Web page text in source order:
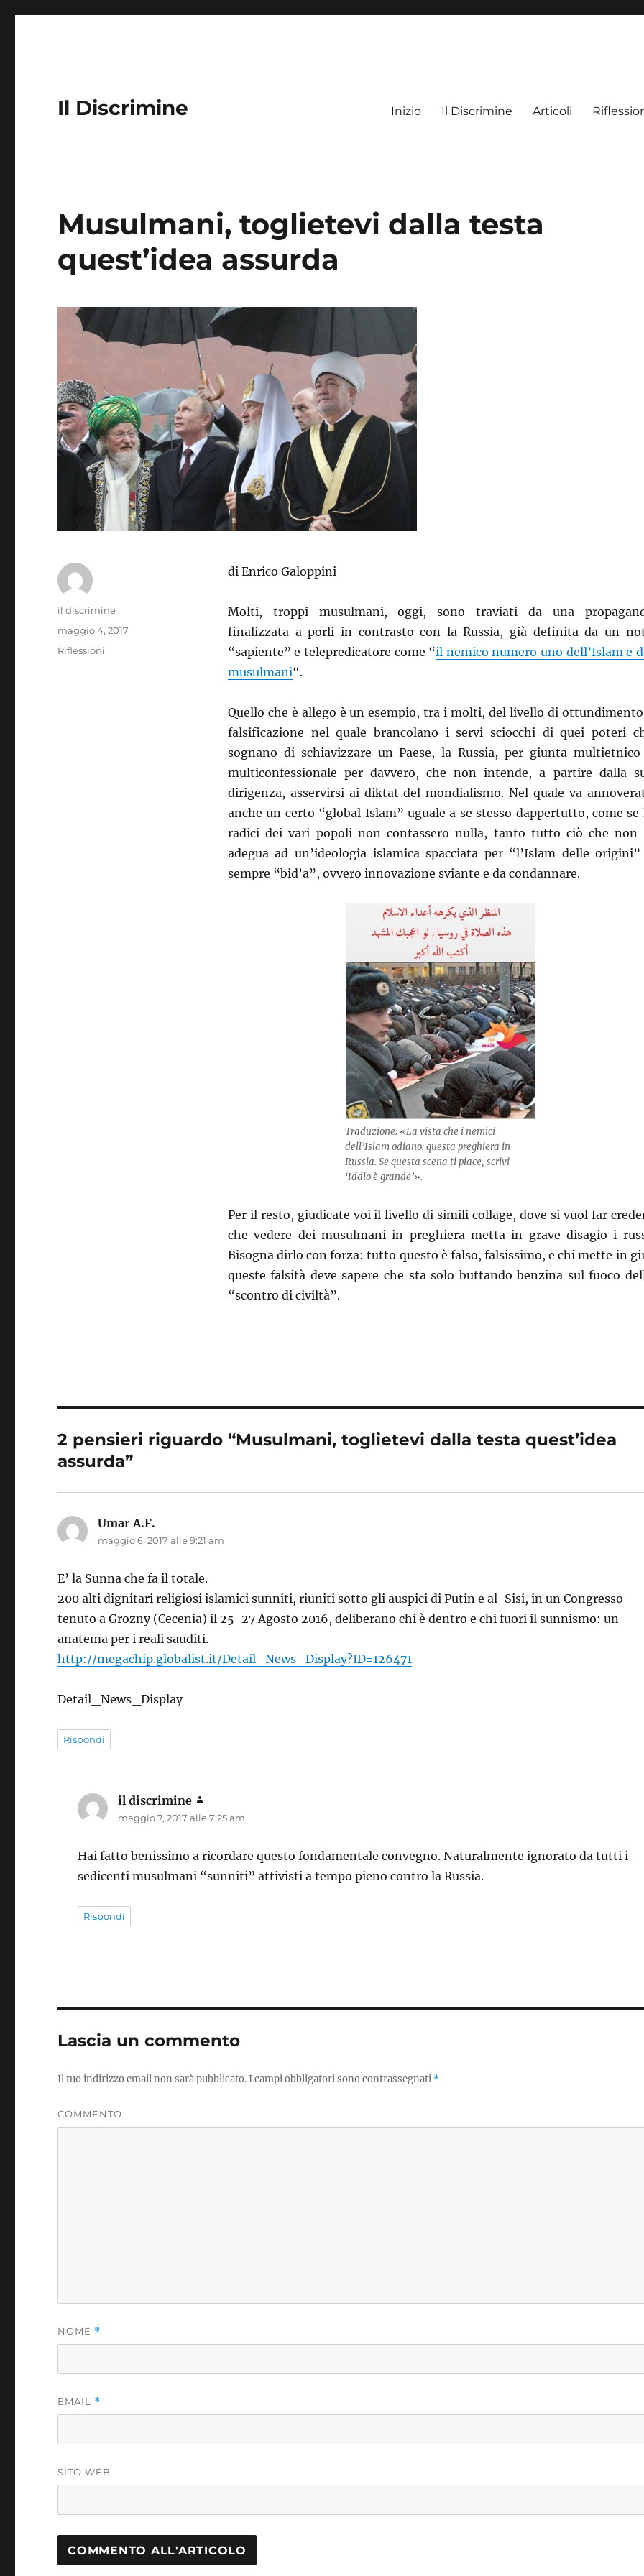
Il Discrimine Inizio Il Discrimine Articoli
Musulmani, toglietevi dalla testa
quest’idea assurda
di Enrico Galoppini
Molti, troppi musulmani, oggi, sono traviati da una
finalizzata a porli in contrasto con la Russia, già definita da un
“sapiente” e telepredicatore come “il nemico numero uno dell’Islam e
musulmani“.
Quello che è allego è un esempio, tra i molti, del livello di
falsificazione nel quale brancolano i servi sciocchi di quei poteri
sognano di schiavizzare un Paese, la Russia, per giunta multietnico
multiconfessionale per davvero, che non intende, a partire dalla
dirigenza, asservirsi ai diktat del mondialismo. Nel quale va
anche un certo “global Islam” uguale a se stesso dappertutto, come se
radici dei vari popoli non contassero nulla, tanto tutto ciò che non
adegua ad un’ideologia islamica spacciata per “l’Islam delle origini”
sempre “bid’a”, ovvero innovazione sviante e da condannare.
Traduzione: «La vista che i nemici
dell’Islam odiano: questa preghiera in
Russia. Se questa scena ti piace, scrivi
‘Iddio è grande’».
Per il resto, giudicate voi il livello di simili collage, dove si vuol far
che vedere dei musulmani in preghiera metta in grave disagio i
Bisogna dirlo con forza: tutto questo è falso, falsissimo, e chi mette in
queste falsità deve sapere che sta solo buttando benzina sul fuoco
“scontro di civiltà”.
Autore
il discrimine
Pubblicato
il
maggio 4, 2017
Categorie
Riflessioni
2 pensieri riguardo “Musulmani, toglietevi dalla testa quest’idea
assurda”
Umar A.F.
detto:
maggio 6, 2017 alle 9:21 am
E’ la Sunna che fa il totale.
200 alti dignitari religiosi islamici sunniti, riuniti sotto gli auspici di Putin e al-Sisi, in un Congresso
tenuto a Grozny (Cecenia) il 25-27 Agosto 2016, deliberano chi è dentro e chi fuori il sunnismo: un
anatema per i reali sauditi.
http://megachip.globalist.it/Detail_News_Display?ID=126471
Detail_News_Display
Rispondi
il discrimine
detto:
maggio 7, 2017 alle 7:25 am
Hai fatto benissimo a ricordare questo fondamentale convegno. Naturalmente ignorato da tutti i
sedicenti musulmani “sunniti” attivisti a tempo pieno contro la Russia.
Rispondi
Lascia un commento
Il tuo indirizzo email non sarà pubblicato.I campi obbligatori sono contrassegnati *
COMMENTO
NOME *
EMAIL *
SITO WEB